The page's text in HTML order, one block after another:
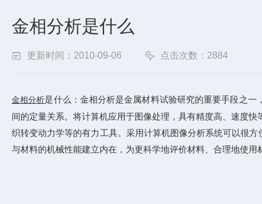
金相分析是什么
更新时间：2010-09-06 点击次数：2884
金相分析是什么：金相分析是金属材料试验研究的重要手段之
间的定量关系。将计算机应用于图像处理，具有精度高、速度
织转变动力学等的有力工具。采用计算机图像分析系统可以很
与材料的机械性能建立内在，为更科学地评价材料、合理地使用